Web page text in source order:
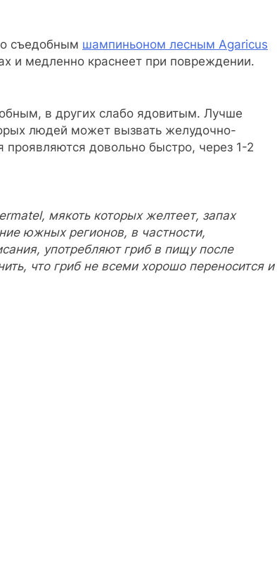
съедобным шампиньоном лесным Agaricus
и медленно краснеет при повреждении.
в других слабо ядовитым. Лучше
людей может вызвать желудочно-
довольно быстро, через 1-2
мякоть которых желтеет, запах
южных регионов, в частности,
употребляют гриб в пищу после
что гриб не всеми хорошо переносится и